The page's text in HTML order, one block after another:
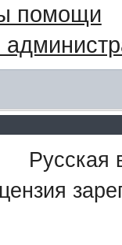
помощи
Русская